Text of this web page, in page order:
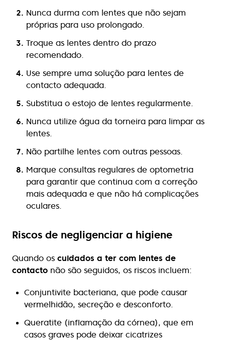
Nunca durma com lentes que não sejam
próprias para uso prolongado.
Troque as lentes dentro do prazo
recomendado.
Use sempre uma solução para lentes de
contacto adequada.
Substitua o estojo de lentes regularmente.
Nunca utilize água da torneira para limpar as
lentes.
Não partilhe lentes com outras pessoas.
Marque consultas regulares de optometria
para garantir que continua com a correção
mais adequada e que não há complicações
oculares.
Riscos de negligenciar a higiene
Quando os cuidados a ter com lentes de
contacto não são seguidos, os riscos incluem:
Conjuntivite bacteriana, que pode causar
vermelhidão, secreção e desconforto.
Queratite (inflamação da córnea), que em
casos graves pode deixar cicatrizes